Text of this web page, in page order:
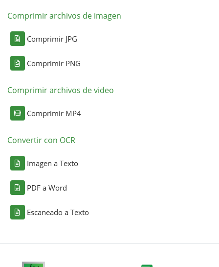
Comprimir archivos de imagen
Comprimir JPG
Comprimir PNG
Comprimir archivos de video
Comprimir MP4
Convertir con OCR
Imagen a Texto
PDF a Word
Escaneado a Texto